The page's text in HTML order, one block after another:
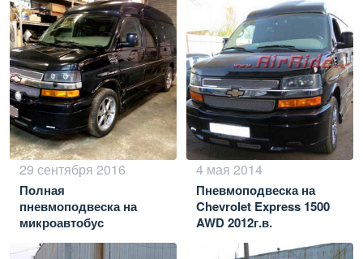
29 сентября 2016
Полная
пневмоподвеска на
микроавтобус
представительского
класса Chevrolet
4 мая 2014
Пневмоподвеска на
Chevrolet Express 1500
AWD 2012г.в.